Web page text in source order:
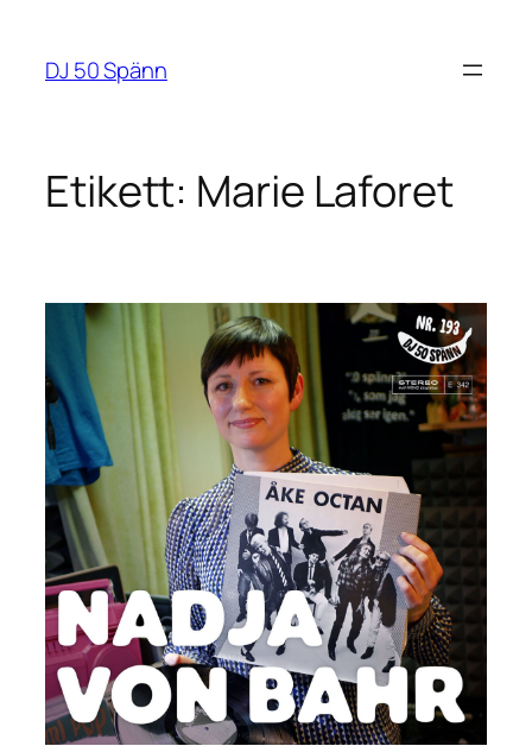
innehåll
DJ 50 Spänn
Etikett: Marie Laforet